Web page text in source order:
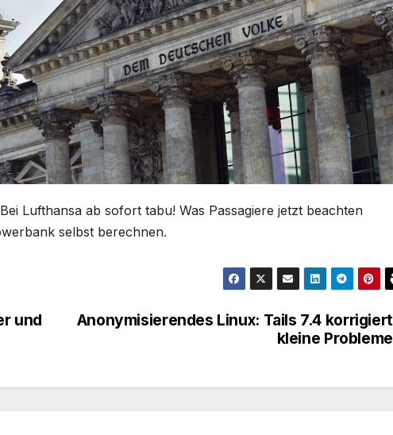
Lufthansa ab sofort tabu! Was Passagiere jetzt beachten
selbst berechnen.
Anonymisierendes Linux: Tails 7.4 korrigiert
kleine Probleme
und